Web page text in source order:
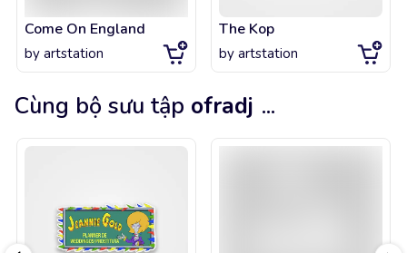
Come On England
by artstation
The Kop
by artstation
Cùng bộ sưu tập ofradj ...